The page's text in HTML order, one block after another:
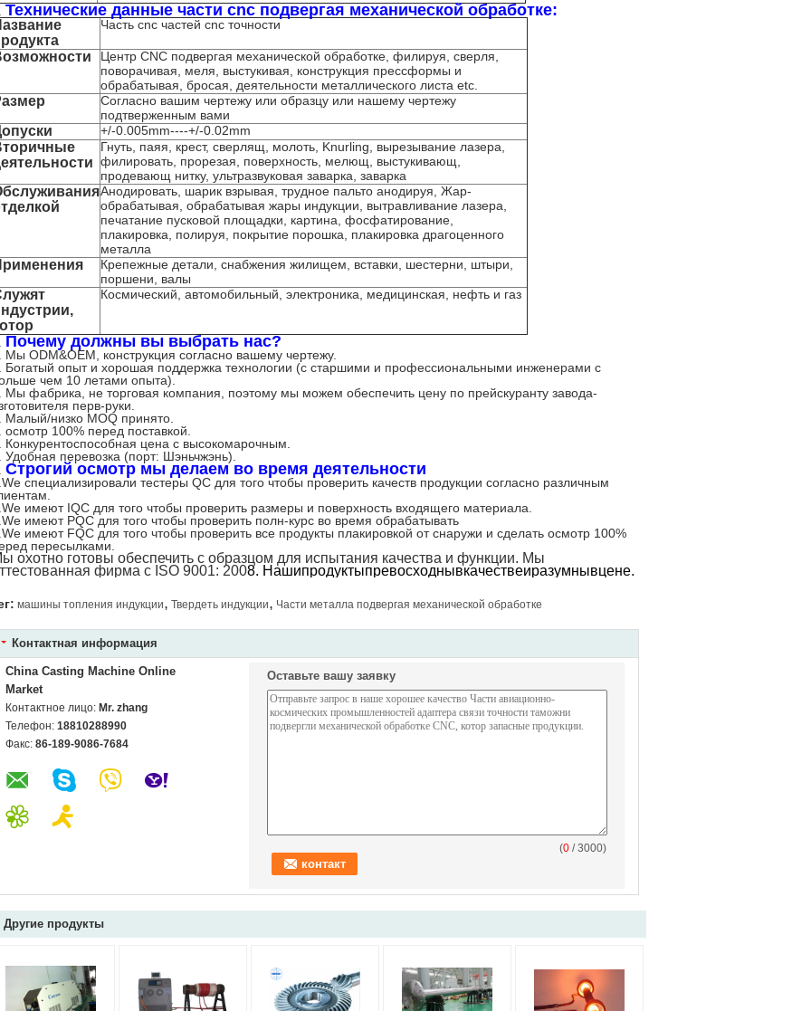
Технические данные части cnc подвергая механической обработке:
Часть cnc частей cnc точности
Центр CNC подвергая механической обработке, филируя, сверля,
поворачивая, меля, выстукивая, конструкция прессформы и
обрабатывая, бросая, деятельности металлического листа etc.
Согласно вашим чертежу или образцу или нашему чертежу
подтверженным вами
+/-0.005mm----+/-0.02mm
Гнуть, паяя, крест, сверлящ, молоть, Knurling, вырезывание лазера,
филировать, прорезая, поверхность, мелющ, выстукивающ,
продевающ нитку, ультразвуковая заварка, заварка
Анодировать, шарик взрывая, трудное пальто анодируя, Жар-
обрабатывая, обрабатывая жары индукции, вытравливание лазера,
печатание пусковой площадки, картина, фосфатирование,
плакировка, полируя, покрытие порошка, плакировка драгоценного
металла
Крепежные детали, снабжения жилищем, вставки, шестерни, штыри,
поршени, валы
Космический, автомобильный, электроника, медицинская, нефть и газ
Почему должны вы выбрать нас?
Мы ODM&OEM, конструкция согласно вашему чертежу.
Богатый опыт и хорошая поддержка технологии (с старшими и профессиональными инженерами с
чем 10 летами опыта).
Мы фабрика, не торговая компания, поэтому мы можем обеспечить цену по прейскуранту завода-
перв-руки.
Малый/низко MOQ принято.
осмотр 100% перед поставкой.
Конкурентоспособная цена с высокомарочным.
Удобная перевозка (порт: Шэньчжэнь).
Строгий осмотр мы делаем во время деятельности
специализировали тестеры QC для того чтобы проверить качеств продукции согласно различным
имеют IQC для того чтобы проверить размеры и поверхность входящего материала.
имеют PQC для того чтобы проверить полн-курс во время обрабатывать
имеют FQC для того чтобы проверить все продукты плакировкой от снаружи и сделать осмотр 100%
пересылками.
охотно готовы обеспечить с образцом для испытания качества и функции. Мы
фирма с ISO 9001: 2008. Нашипродуктыпревосходнывкачествеиразумнывцене.
машины топления индукции, Твердеть индукции, Части металла подвергая механической обработке
Контактная информация
China Casting Machine Online
Market
Контактное лицо: Mr. zhang
Телефон: 18810288990
Факс: 86-189-9086-7684
Оставьте вашу заявку
(0 / 3000)
Другие продукты